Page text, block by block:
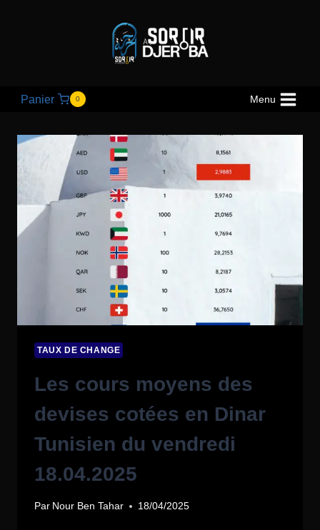
Panier 0 Menu
TAUX DE CHANGE
Les cours moyens des
devises cotées en Dinar
Tunisien du vendredi
18.04.2025
Par Nour Ben Tahar 18/04/2025